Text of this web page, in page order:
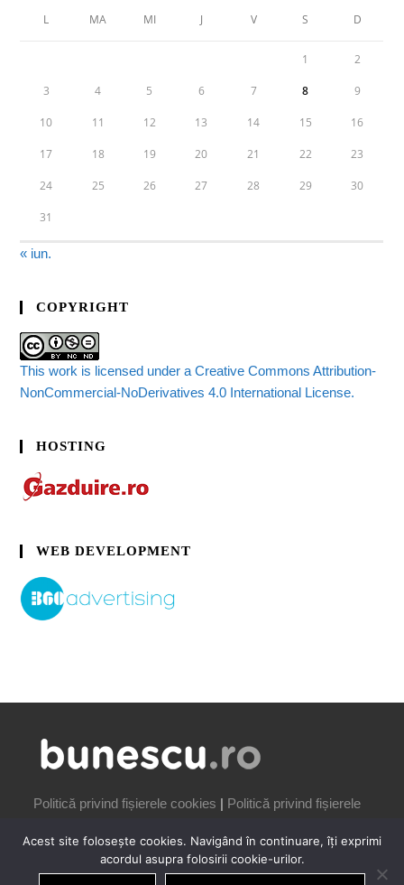
L MA MI J V S D
1 2
3 4 5 6 7 8 9
10 11 12 13 14 15 16
17 18 19 20 21 22 23
24 25 26 27 28 29 30
31
« iun.
COPYRIGHT
This work is licensed under a Creative Commons Attribution-
NonCommercial-NoDerivatives 4.0 International License.
HOSTING
WEB DEVELOPMENT
Politică privind fișierele cookies | Politică privind fișierele
Acest site folosește cookies. Navigând în continuare, îți exprimi
acordul asupra folosirii cookie-urilor.